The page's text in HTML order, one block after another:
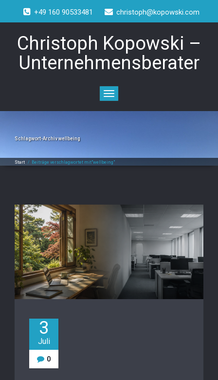
+49 160 90533481 christoph@kopowski.com
Christoph Kopowski –
Unternehmensberater
Toggle
navigation
Schlagwort-Archivwellbeing
Start / Beiträge verschlagwortet mit"wellbeing"
3
Juli
0